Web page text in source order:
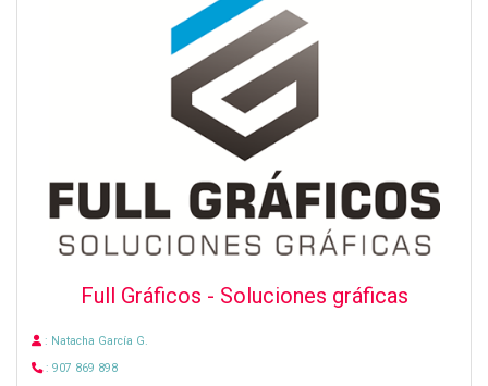
Full Gráficos - Soluciones gráficas
: Natacha García G.
: 907 869 898